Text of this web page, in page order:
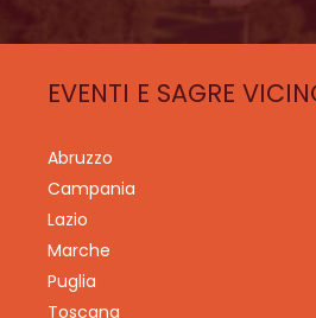
EVENTI E SAGRE
Abruzzo
Campania
Lazio
Marche
Puglia
Toscana